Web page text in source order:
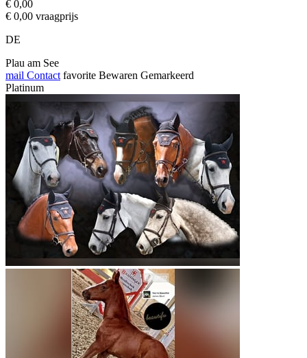
€ 0,00
€ 0,00 vraagprijs
DE
Plau am See
mail Contact favorite Bewaren Gemarkeerd
Platinum